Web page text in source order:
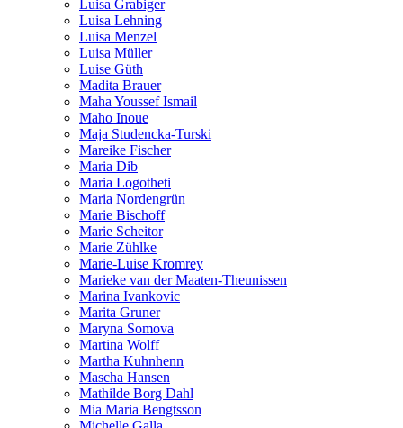
Luisa Grabiger
Luisa Lehning
Luisa Menzel
Luisa Müller
Luise Güth
Madita Brauer
Maha Youssef Ismail
Maho Inoue
Maja Studencka-Turski
Mareike Fischer
Maria Dib
Maria Logotheti
Maria Nordengrün
Marie Bischoff
Marie Scheitor
Marie Zühlke
Marie-Luise Kromrey
Marieke van der Maaten-Theunissen
Marina Ivankovic
Marita Gruner
Maryna Somova
Martina Wolff
Martha Kuhnhenn
Mascha Hansen
Mathilde Borg Dahl
Mia Maria Bengtsson